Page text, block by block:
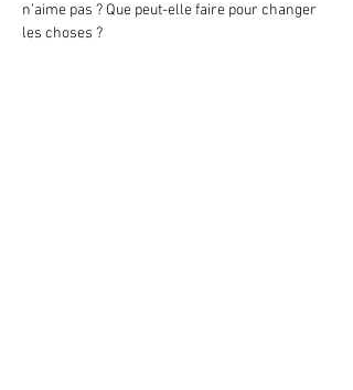
n’aime pas ? Que peut-elle faire pour changer
les choses ?